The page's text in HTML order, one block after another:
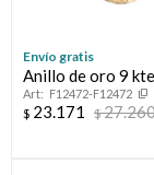
Envío gratis
Anillo de oro 9
esmeralda y
F12472-F12472
$ 23.171 $
Verifica